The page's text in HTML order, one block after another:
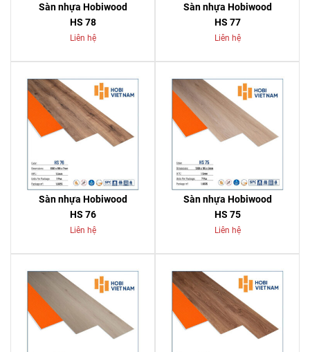
Sàn nhựa Hobiwood
HS 78
Liên hệ
Sàn nhựa Hobiwood
HS 77
Liên hệ
Sàn nhựa Hobiwood
HS 76
Liên hệ
Sàn nhựa Hobiwood
HS 75
Liên hệ